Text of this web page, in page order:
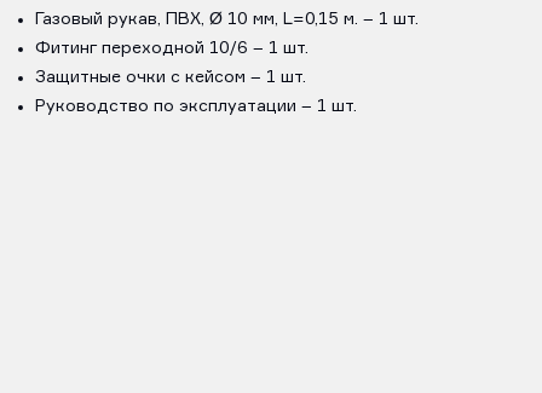
Газовый рукав, ПВХ, Ø 10 мм, L=0,15 м. – 1 шт.
Фитинг переходной 10/6 – 1 шт.
Защитные очки с кейсом – 1 шт.
Руководство по эксплуатации – 1 шт.